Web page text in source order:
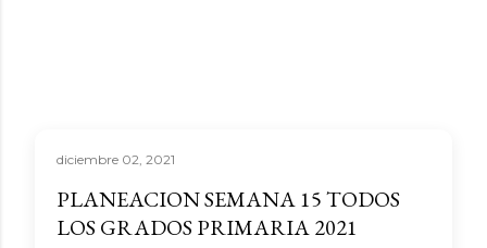
diciembre 02, 2021
PLANEACION SEMANA 15 TODOS
LOS GRADOS PRIMARIA 2021